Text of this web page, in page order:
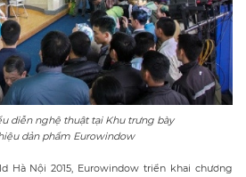
diễn nghệ thuật tại Khu trưng bày
dản phẩm Eurowindow
Hà Nội 2015, Eurowindow triển khai chương